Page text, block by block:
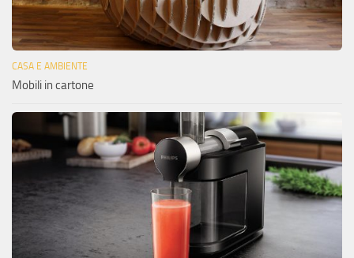
CASA E AMBIENTE
Mobili in cartone